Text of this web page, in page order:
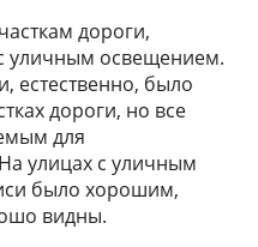
дороги,
уличным освещением.
естественно, было
дороги, но все
для
улицах с уличным
было хорошим,
видны.